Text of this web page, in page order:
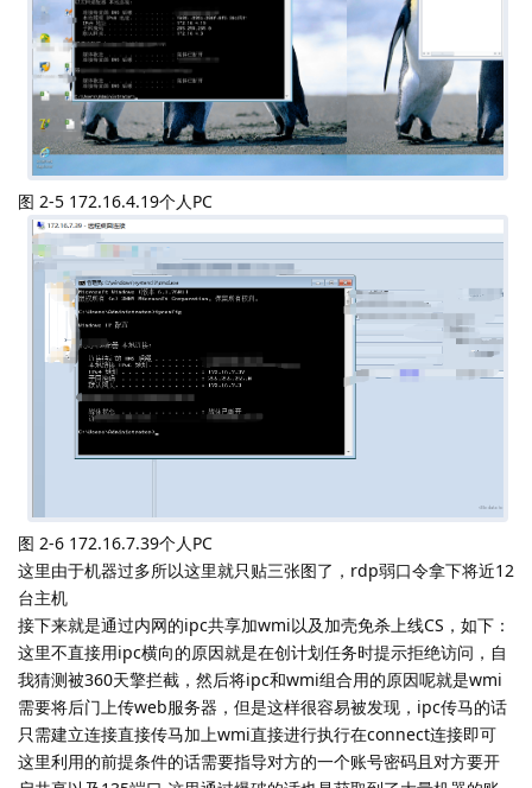
图 2-5 172.16.4.19个人PC
图 2-6 172.16.7.39个人PC
这里由于机器过多所以这里就只贴三张图了，rdp弱口令拿下将近12
台主机
接下来就是通过内网的ipc共享加wmi以及加壳免杀上线CS，如下：
这里不直接用ipc横向的原因就是在创计划任务时提示拒绝访问，自
我猜测被360天擎拦截，然后将ipc和wmi组合用的原因呢就是wmi
需要将后门上传web服务器，但是这样很容易被发现，ipc传马的话
只需建立连接直接传马加上wmi直接进行执行在connect连接即可
这里利用的前提条件的话需要指导对方的一个账号密码且对方要开